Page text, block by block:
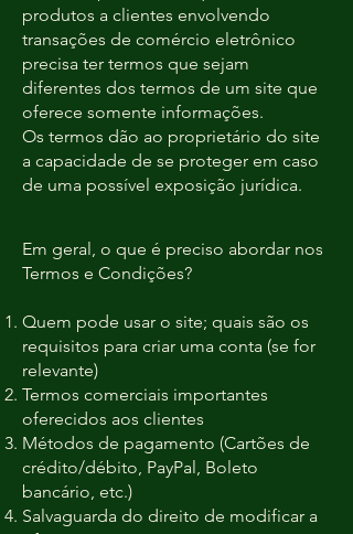
produtos a clientes envolvendo
transações de comércio eletrônico
precisa ter termos que sejam
diferentes dos termos de um site que
oferece somente informações.
Os termos dão ao proprietário do site
a capacidade de se proteger em caso
de uma possível exposição jurídica.
Em geral, o que é preciso abordar nos
Termos e Condições?
Quem pode usar o site; quais são os
requisitos para criar uma conta (se for
relevante)
Termos comerciais importantes
oferecidos aos clientes
Métodos de pagamento (Cartões de
crédito/débito, PayPal, Boleto
bancário, etc.)
Salvaguarda do direito de modificar a